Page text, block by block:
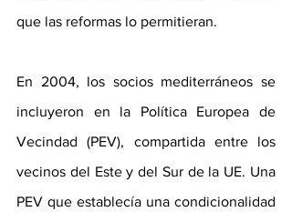
que las reformas lo permitieran.
En 2004, los socios mediterráneos se
incluyeron en la Política Europea de
Vecindad (PEV), compartida entre los
vecinos del Este y del Sur de la UE. Una
PEV que establecía una condicionalidad